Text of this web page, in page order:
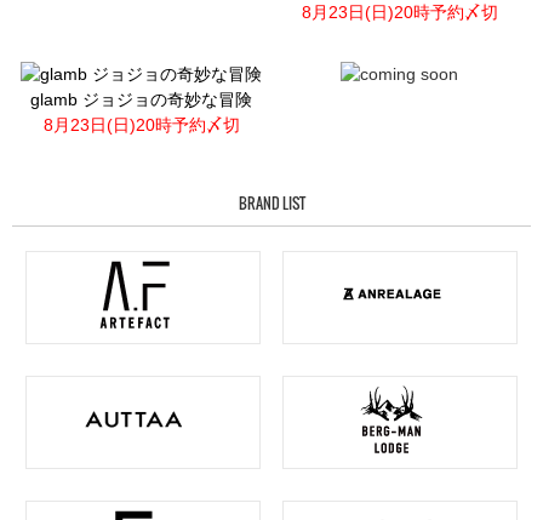
8月23日(日)20時予約〆切
glamb ジョジョの奇妙な冒険
8月23日(日)20時予約〆切
BRAND LIST